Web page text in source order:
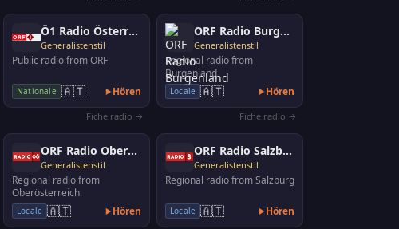
Ö1 Radio Österreich 1
Generalistenstil
Public radio from ORF
Nationale 🇦🇹 Hören
Fiche radio →
ORF Radio Burgenland
Generalistenstil
Regional radio from
Burgenland
Locale 🇦🇹 Hören
Fiche radio →
ORF Radio Oberösterreich
Generalistenstil
Regional radio from
Oberösterreich
Locale 🇦🇹 Hören
ORF Radio Salzburg
Generalistenstil
Regional radio from Salzburg
Locale 🇦🇹 Hören